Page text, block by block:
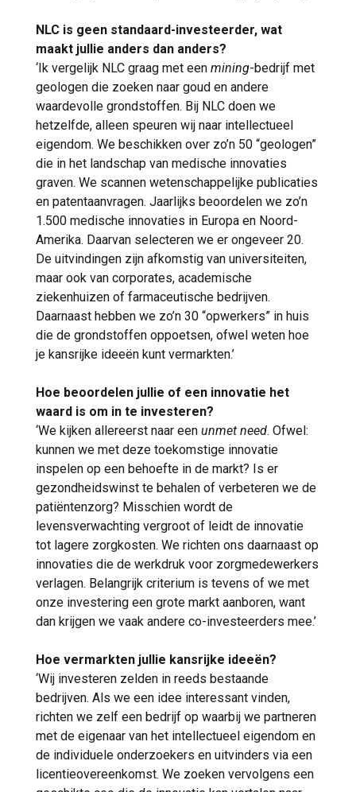
NLC is geen standaard-investeerder, wat
maakt jullie anders dan anders?
‘Ik vergelijk NLC graag met een mining-bedrijf met
geologen die zoeken naar goud en andere
waardevolle grondstoffen. Bij NLC doen we
hetzelfde, alleen speuren wij naar intellectueel
eigendom. We beschikken over zo’n 50 “geologen”
die in het landschap van medische innovaties
graven. We scannen wetenschappelijke publicaties
en patentaanvragen. Jaarlijks beoordelen we zo’n
1.500 medische innovaties in Europa en Noord-
Amerika. Daarvan selecteren we er ongeveer 20.
De uitvindingen zijn afkomstig van universiteiten,
maar ook van corporates, academische
ziekenhuizen of farmaceutische bedrijven.
Daarnaast hebben we zo’n 30 “opwerkers” in huis
die de grondstoffen oppoetsen, ofwel weten hoe
je kansrijke ideeën kunt vermarkten.’
Hoe beoordelen jullie of een innovatie het
waard is om in te investeren?
‘We kijken allereerst naar een unmet need. Ofwel:
kunnen we met deze toekomstige innovatie
inspelen op een behoefte in de markt? Is er
gezondheidswinst te behalen of verbeteren we de
patiëntenzorg? Misschien wordt de
levensverwachting vergroot of leidt de innovatie
tot lagere zorgkosten. We richten ons daarnaast op
innovaties die de werkdruk voor zorgmedewerkers
verlagen. Belangrijk criterium is tevens of we met
onze investering een grote markt aanboren, want
dan krijgen we vaak andere co-investeerders mee.’
Hoe vermarkten jullie kansrijke ideeën?
‘Wij investeren zelden in reeds bestaande
bedrijven. Als we een idee interessant vinden,
richten we zelf een bedrijf op waarbij we partneren
met de eigenaar van het intellectueel eigendom en
de individuele onderzoekers en uitvinders via een
licentieovereenkomst. We zoeken vervolgens een